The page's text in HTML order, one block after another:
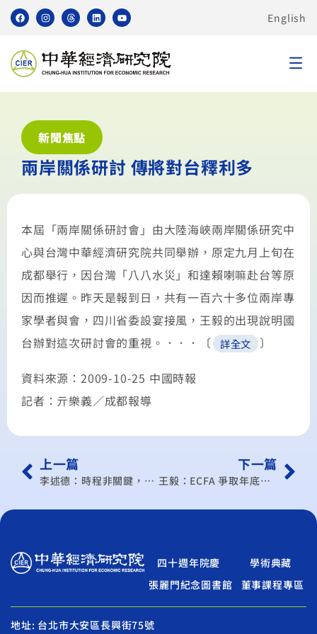
English
新聞焦點
兩岸關係研討 傳將對台釋利多
本屆「兩岸關係研討會」由大陸海峽兩岸關係研究中
心與台灣中華經濟研究院共同舉辦，原定九月上旬在
成都舉行，因台灣「八八水災」和達賴喇嘛赴台等原
因而推遲。昨天是報到日，共有一百六十多位兩岸專
家學者與會，四川省委設宴接風，王毅的出現說明國
台辦對這次研討會的重視。．．．〔
詳全文 〕
資料來源：2009-10-25 中國時報
記者：亓樂義／成都報導
上一篇
李述德：時程非關鍵，內容才重要 財部持續跨部會討論
下一篇
王毅：ECFA 爭取年底正式協商
四十週年院慶
學術典藏
張麗門紀念圖書館
董事課程專區
地址: 台北市大安區長興街75號